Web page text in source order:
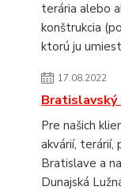
terária alebo
konštrukcia
ktorú ju
17.08.2022
Bratislavský
Pre našich
akvárií, terárií,
Bratislave a
Dunajská